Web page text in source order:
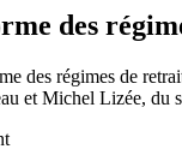
des
des régimes de
et Michel Lizée, du